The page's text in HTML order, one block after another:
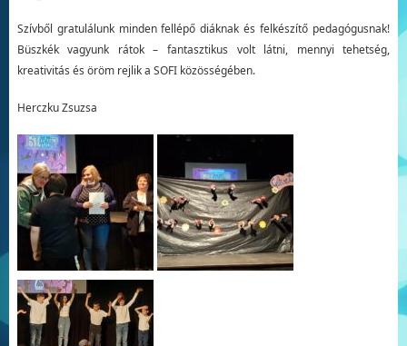
Szívből gratulálunk minden fellépő diáknak és felkészítő pedagógusnak!
Büszkék vagyunk rátok – fantasztikus volt látni, mennyi tehetség,
kreativitás és öröm rejlik a SOFI közösségében.
Herczku Zsuzsa